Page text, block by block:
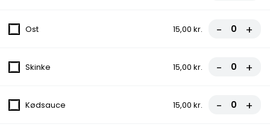
fra 85,50 kr.
2. Vesuvio Pizza
fra
Ost 15,00 kr. - +
Skinke 15,00 kr. - +
Kødsauce 15,00 kr. - +